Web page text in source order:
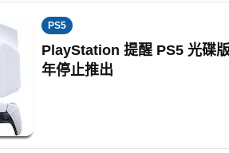
PS5
PlayStation 提醒 PS5 光碟
年停止推出